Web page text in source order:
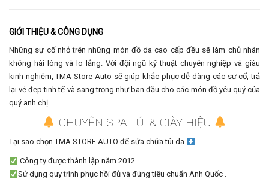
GIỚI THIỆU & CÔNG DỤNG
Những sự cố nhỏ trên những món đồ da cao cấp đều sẽ làm chủ nhân
không hài lòng và lo lắng. Với đội ngũ kỹ thuật chuyên nghiệp và giàu
kinh nghiệm, TMA Store Auto sẽ giúp khắc phục dễ dàng các sự cố, trả
lại vẻ đẹp tinh tế và sang trọng như ban đầu cho các món đồ yêu quý của
quý anh chị.
CHUYÊN SPA TÚI & GIÀY HIỆU
Tại sao chọn TMA STORE AUTO để sửa chữa túi da
Công ty được thành lập năm 2012 .
Sử dụng quy trình phục hồi đủ và đúng tiêu chuẩn Anh Quốc .